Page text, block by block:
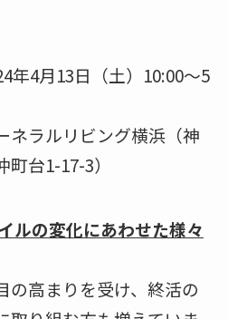
年4月13日（土）10:00～5
ネラルリビング横浜（神
台1-17-3）
ルの変化にあわせた様々
高まりを受け、終活の